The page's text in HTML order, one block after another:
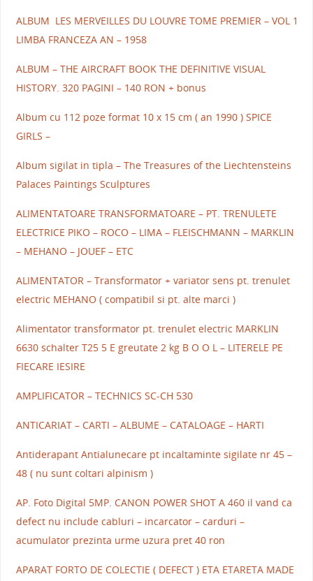
ALBUM LES MERVEILLES DU LOUVRE TOME PREMIER – VOL 1
LIMBA FRANCEZA AN – 1958
ALBUM – THE AIRCRAFT BOOK THE DEFINITIVE VISUAL
HISTORY. 320 PAGINI – 140 RON + bonus
Album cu 112 poze format 10 x 15 cm ( an 1990 ) SPICE
GIRLS –
Album sigilat in tipla – The Treasures of the Liechtensteins
Palaces Paintings Sculptures
ALIMENTATOARE TRANSFORMATOARE – PT. TRENULETE
ELECTRICE PIKO – ROCO – LIMA – FLEISCHMANN – MARKLIN
– MEHANO – JOUEF – ETC
ALIMENTATOR – Transformator + variator sens pt. trenulet
electric MEHANO ( compatibil si pt. alte marci )
Alimentator transformator pt. trenulet electric MARKLIN
6630 schalter T25 5 E greutate 2 kg B O O L – LITERELE PE
FIECARE IESIRE
AMPLIFICATOR – TECHNICS SC-CH 530
ANTICARIAT – CARTI – ALBUME – CATALOAGE – HARTI
Antiderapant Antialunecare pt incaltaminte sigilate nr 45 –
48 ( nu sunt coltari alpinism )
AP. Foto Digital 5MP. CANON POWER SHOT A 460 il vand ca
defect nu include cabluri – incarcator – carduri –
acumulator prezinta urme uzura pret 40 ron
APARAT FORTO DE COLECTIE ( DEFECT ) ETA ETARETA MADE